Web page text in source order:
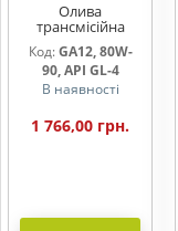
Олива
трансмісійна
AGRISHIFT GA12 5
л
Код:GA12, 80W-
90, API GL-4
В наявності
1 766,00 грн.